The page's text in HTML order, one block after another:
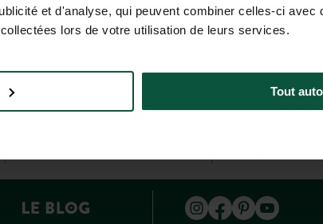
et d'analyse, qui peuvent combiner celles-ci avec
lors de votre utilisation de leurs services.
Tout
von Huttopia!
(MO - FR: